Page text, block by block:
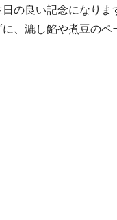
の良い記念になり
、漉し餡や煮豆の